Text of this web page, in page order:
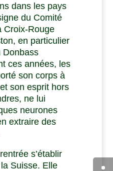
dans les pays
du Comité
Croix-Rouge
en particulier
Donbass
ces années, les
son corps à
son esprit hors
ne lui
neurones
extraire des
s’établir
Suisse. Elle